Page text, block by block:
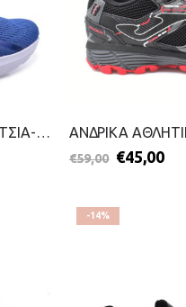
ΑΝΔΡΙΚΑ ΑΘΛΗΤΙΚΑ ΠΑΠΟΥΤΣΙΑ-JOMA-2599-0225-ΜΠΛΕ
€59,00 €45,00
-14%